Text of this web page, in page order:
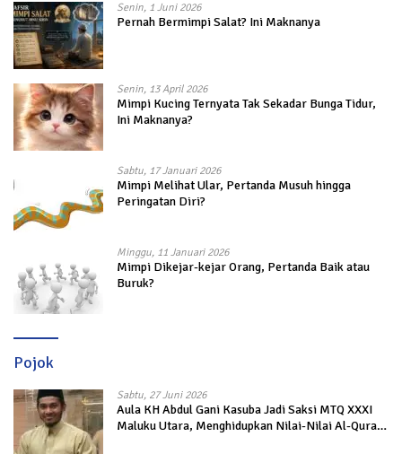
Senin, 1 Juni 2026
Pernah Bermimpi Salat? Ini Maknanya
Senin, 13 April 2026
Mimpi Kucing Ternyata Tak Sekadar Bunga Tidur,
Ini Maknanya?
Sabtu, 17 Januari 2026
Mimpi Melihat Ular, Pertanda Musuh hingga
Peringatan Diri?
Minggu, 11 Januari 2026
Mimpi Dikejar-kejar Orang, Pertanda Baik atau
Buruk?
Pojok
Sabtu, 27 Juni 2026
Aula KH Abdul Gani Kasuba Jadi Saksi MTQ XXXI
Maluku Utara, Menghidupkan Nilai-Nilai Al-Quran